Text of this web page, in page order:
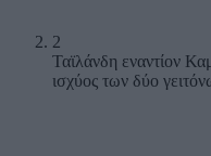
2
Ταϊλάνδη εναντίον
ισχύος των δύο